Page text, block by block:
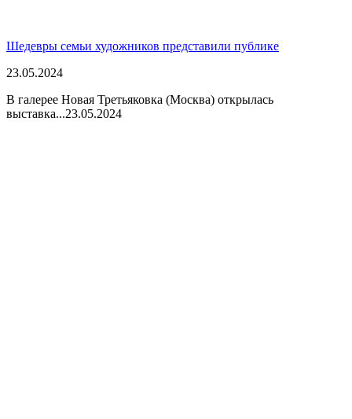
Шедевры семьи художников представили публике
23.05.2024
В галерее Новая Третьяковка (Москва) открылась
выставка...23.05.2024